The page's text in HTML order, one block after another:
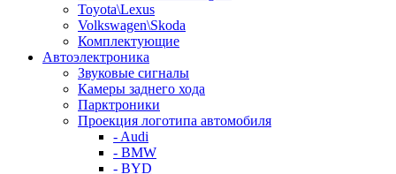
Toyota\Lexus
Volkswagen\Skoda
Комплектующие
Автоэлектроника
Звуковые сигналы
Камеры заднего хода
Парктроники
Проекция логотипа автомобиля
- Audi
- BMW
- BYD